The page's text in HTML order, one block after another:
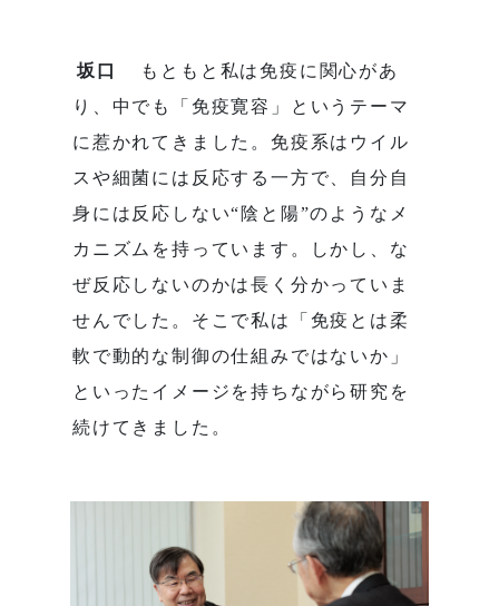
坂口
もともと私は免疫に関心があ
り、中でも「免疫寛容」というテーマ
に惹かれてきました。免疫系はウイル
スや細菌には反応する一方で、自分自
身には反応しない“陰と陽”のようなメ
カニズムを持っています。しかし、な
ぜ反応しないのかは長く分かっていま
せんでした。そこで私は「免疫とは柔
軟で動的な制御の仕組みではないか」
といったイメージを持ちながら研究を
続けてきました。